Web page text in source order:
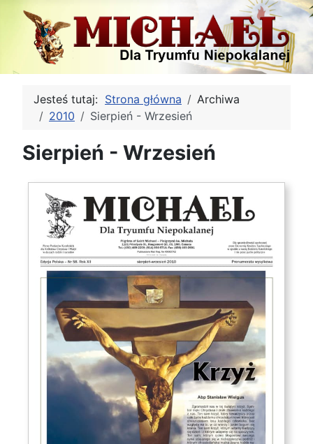
Jesteś tutaj: Strona główna
Archiwa
2010
Sierpień - Wrzesień
Sierpień - Wrzesień